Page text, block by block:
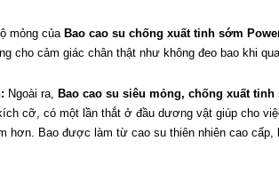
mỏng của Bao cao su chống xuất tinh sớm
cho cảm giác chân thật như không đeo bao khi
Ngoài ra, Bao cao su siêu mỏng, chống xuất
cỡ, có một lần thắt ở đầu dương vật giúp cho
hơn. Bao được làm từ cao su thiên nhiên cao